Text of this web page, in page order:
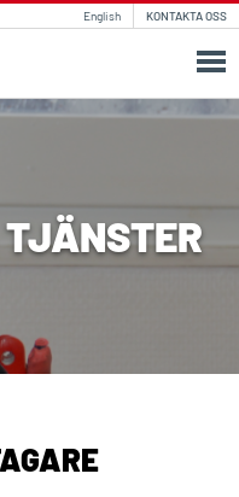
English KONTAKTA OSS